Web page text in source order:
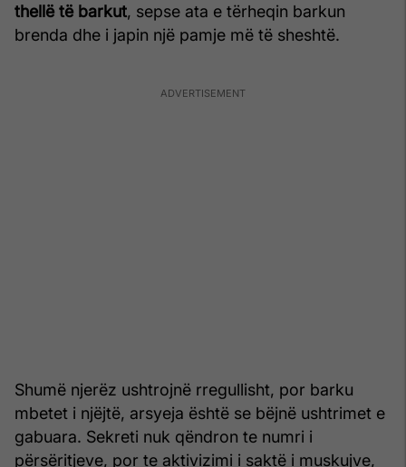
thellë të barkut, sepse ata e tërheqin barkun
brenda dhe i japin një pamje më të sheshtë.
Shumë njerëz ushtrojnë rregullisht, por barku
mbetet i njëjtë, arsyeja është se bëjnë ushtrimet e
gabuara. Sekreti nuk qëndron te numri i
përsëritjeve, por te aktivizimi i saktë i muskujve,